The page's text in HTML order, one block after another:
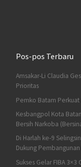
Pos-pos Terbaru
Amsakar-Li Claudia
Prioritas
Pemko Batam
Kesbangpol Kota
Bersih Narkoba
Di Harlah ke-9
Dukung
Sukses Gelar FIBA